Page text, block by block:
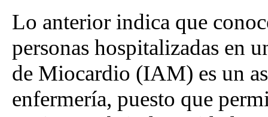
Lo anterior indica que
personas hospitalizadas en
de Miocardio (IAM) es un
enfermería, puesto que